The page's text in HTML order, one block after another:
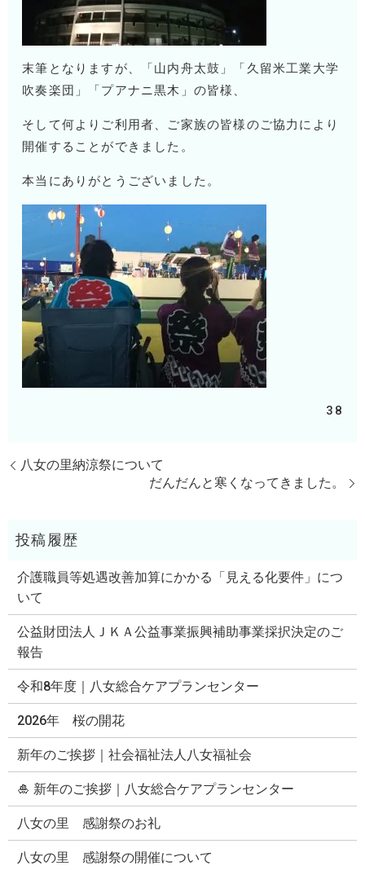
末筆となりますが、「山内舟太鼓」「久留米工業大学
吹奏楽団」「プアナニ黒木」の皆様、
そして何よりご利用者、ご家族の皆様のご協力により
開催することができました。
本当にありがとうございました。
38
八女の里納涼祭について
だんだんと寒くなってきました。
介護職員等処遇改善加算にかかる「見える化要件」につ
いて
公益財団法人ＪＫＡ公益事業振興補助事業採択決定のご
報告
令和8年度｜八女総合ケアプランセンター
2026年 桜の開花
新年のご挨拶｜社会福祉法人八女福祉会
🎍 新年のご挨拶｜八女総合ケアプランセンター
八女の里 感謝祭のお礼
八女の里 感謝祭の開催について